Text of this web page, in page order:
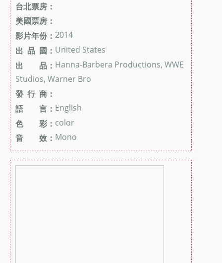
台北票房：
美國票房：
影片年份： 2014
出 品 國： United States
出 品： Hanna-Barbera Productions, WWE
Studios, Warner Bro
發 行 商：
語 言： English
色 彩： color
音 效： Mono